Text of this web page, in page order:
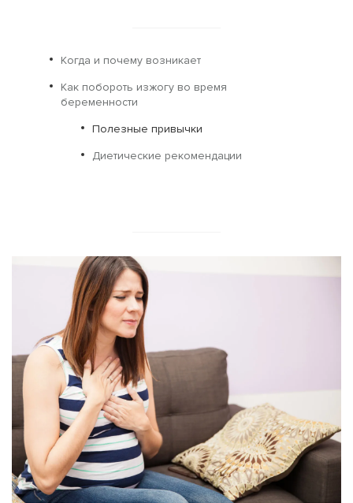
Когда и почему возникает
Как побороть изжогу во время
беременности
Полезные привычки
Диетические рекомендации